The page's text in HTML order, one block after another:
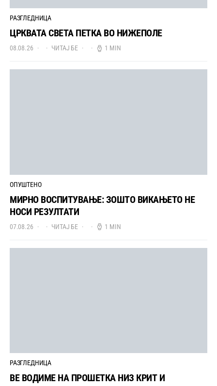
РАЗГЛЕДНИЦА
ЦРКВАТА СВЕТА ПЕТКА ВО НИЖЕПОЛЕ
08.08.26 ЧИТАЈ БЕ 1 MIN
ОПУШТЕНО
МИРНО ВОСПИТУВАЊЕ: ЗОШТО ВИКАЊЕТО НЕ
НОСИ РЕЗУЛТАТИ
07.08.26 ЧИТАЈ БЕ 1 MIN
РАЗГЛЕДНИЦА
ВЕ ВОДИМЕ НА ПРОШЕТКА НИЗ КРИТ И